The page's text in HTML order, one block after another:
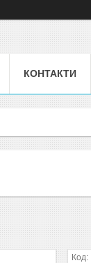
КОНТАКТИ